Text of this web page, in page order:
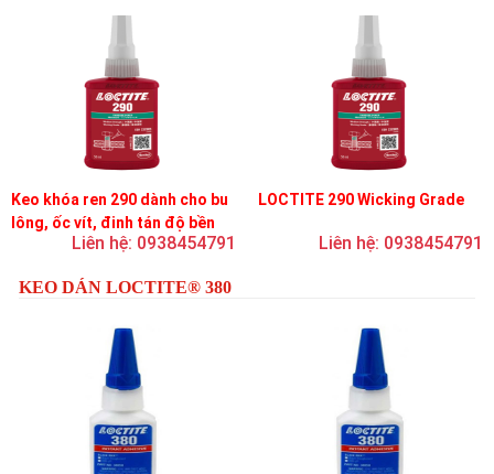
Keo khóa ren 290 dành cho bu
lông, ốc vít, đinh tán độ bền
trung bình, độ nhớt thấp
Liên hệ: 0938454791
LOCTITE 290 Wicking Grade
Liên hệ: 0938454791
KEO DÁN LOCTITE® 380